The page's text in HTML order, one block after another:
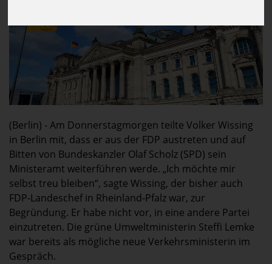
(Berlin) - Am Donnerstagmorgen teilte Volker Wissing
in Berlin mit, dass er aus der FDP austreten und auf
Bitten von Bundeskanzler Olaf Scholz (SPD) sein
Ministeramt weiterführen werde. „Ich möchte mir
selbst treu bleiben“, sagte Wissing, der bisher auch
FDP-Landeschef in Rheinland-Pfalz war, zur
Begründung. Er habe nicht vor, in eine andere Partei
einzutreten. Die grüne Umweltministerin Steffi Lemke
war bereits als mögliche neue Verkehrsministerin im
Gespräch.